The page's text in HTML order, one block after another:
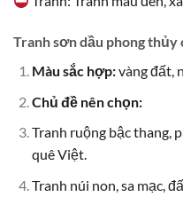
Tranh sơn dầu phong
Màu sắc hợp:vàng đất,
Chủ đề nên chọn:
Tranh ruộng bậc thang,
quê Việt.
Tranh núi non, sa mạc,